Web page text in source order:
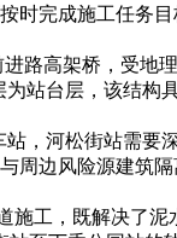
时完成施工任务目
高架桥，受地
站台层，该结
，河松街站需
周边风险源建筑隔
，既解决了泥